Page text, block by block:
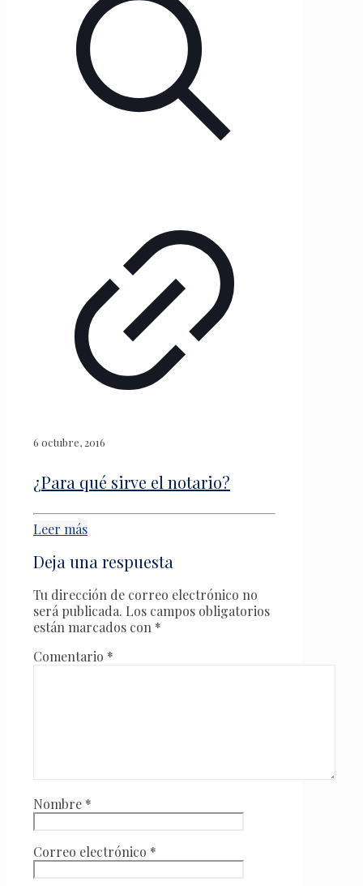
6 octubre, 2016
¿Para qué sirve el notario?
Leer más
Deja una respuesta
Tu dirección de correo electrónico no
será publicada. Los campos obligatorios
están marcados con *
Comentario *
Nombre *
Correo electrónico *